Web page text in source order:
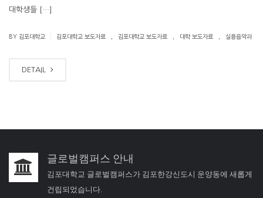
대학생들 […]
BY 김포대학교 김포대학교 보도자료 김포대학교 보도자료 대학 보도자료 실용음악과
DETAIL
글로벌캠퍼스 안내
김포대학교 글로벌캠퍼스가 김포한강신도시 운양동에 새롭게
건립되었습니다.